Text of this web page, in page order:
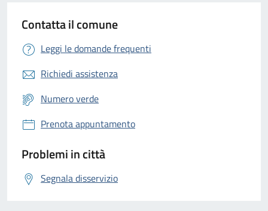
Contatta il comune
Leggi le domande frequenti
Richiedi assistenza
Numero verde
Prenota appuntamento
Problemi in città
Segnala disservizio